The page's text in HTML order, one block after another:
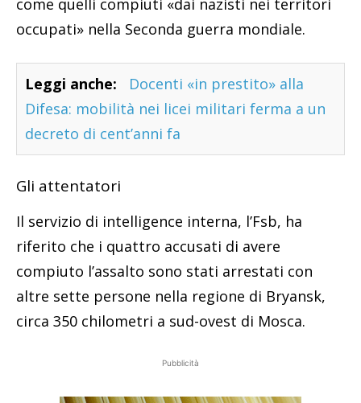
come quelli compiuti «dai nazisti nei territori
occupati» nella Seconda guerra mondiale.
Leggi anche:
Docenti «in prestito» alla
Difesa: mobilità nei licei militari ferma a un
decreto di cent’anni fa
Gli attentatori
Il servizio di intelligence interna, l’Fsb, ha
riferito che i quattro accusati di avere
compiuto l’assalto sono stati arrestati con
altre sette persone nella regione di Bryansk,
circa 350 chilometri a sud-ovest di Mosca.
Pubblicità